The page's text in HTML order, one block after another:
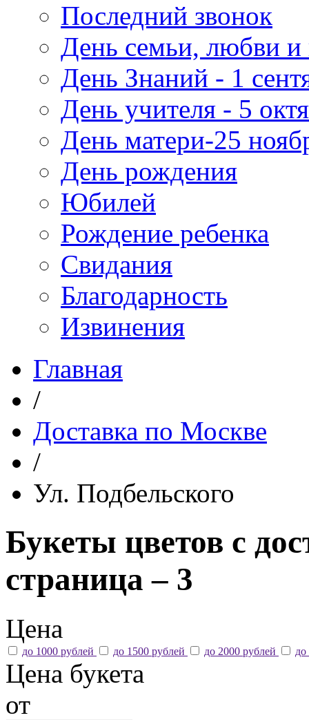
Последний звонок
День семьи, любви и
День Знаний - 1
День учителя - 5
День матери-25
День рождения
Юбилей
Рождение ребенка
Свидания
Благодарность
Извинения
Главная
/
Доставка по Москве
/
Ул. Подбельского
Букеты цветов с
страница – 3
Цена
до 1000 рублей до 1500 рублей до 2000 рублей
Цена букета
от